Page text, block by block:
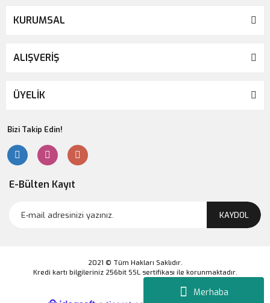
Merhaba
KURUMSAL
ALIŞVERİŞ
ÜYELİK
Bizi Takip Edin!
E-Bülten Kayıt
KAYDOL
2021 © Tüm Hakları Saklıdır.
Kredi kartı bilgileriniz 256bit SSL sertifikası ile korunmaktadır.